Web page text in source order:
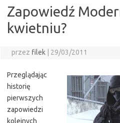
Zapowiedź
kwietniu?
przez filek 29/03/2011
Przeglądając
historię
pierwszych
zapowiedzi
kolejnych